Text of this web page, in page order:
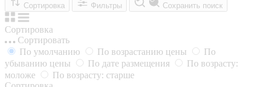
Сортировка
Фильтры Сохранить поиск
Сортировка
Сортировать
По умолчанию
По возрастанию цены
По
убыванию цены
По дате размещения
По возрасту:
моложе
По возрасту: старше